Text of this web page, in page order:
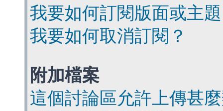
我要如何訂閱版面或主
我要如何取消訂閱？
附加檔案
這個討論區允許上傳甚